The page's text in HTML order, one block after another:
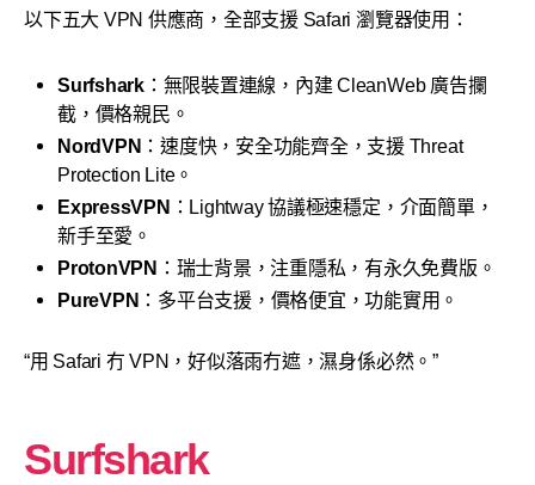
以下五大 VPN 供應商，全部支援 Safari 瀏覽器使用：
Surfshark：無限裝置連線，內建 CleanWeb 廣告攔
截，價格親民。
NordVPN ：速度快，安全功能齊全，支援 Threat
Protection Lite。
ExpressVPN ：Lightway 協議極速穩定，介面簡單，
新手至愛。
ProtonVPN ：瑞士背景，注重隱私，有永久免費版。
PureVPN ：多平台支援，價格便宜，功能實用。
“用 Safari 冇 VPN，好似落雨冇遮，濕身係必然。”
Surfshark